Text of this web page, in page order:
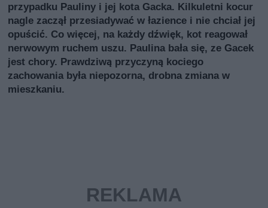
przypadku Pauliny i jej kota Gacka. Kilkuletni kocur
nagle zaczął przesiadywać w łazience i nie chciał jej
opuścić. Co więcej, na każdy dźwięk, kot reagował
nerwowym ruchem uszu. Paulina bała się, ze Gacek
jest chory. Prawdziwą przyczyną kociego
zachowania była niepozorna, drobna zmiana w
mieszkaniu.